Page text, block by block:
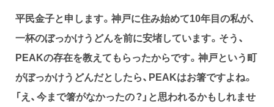
平民金子と申します。神戸に住み始めて10年目の私が、
一杯のぼっかけうどんを前に安堵しています。そう、
PEAKの存在を教えてもらったからです。神戸という町
がぼっかけうどんだとしたら、PEAKはお箸ですよね。
「え、今まで箸がなかったの？」と思われるかもしれませ